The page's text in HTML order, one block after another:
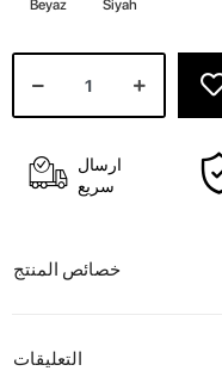
Beyaz Siyah
ارسال
سريع
خصائص المنتج
التعليقات